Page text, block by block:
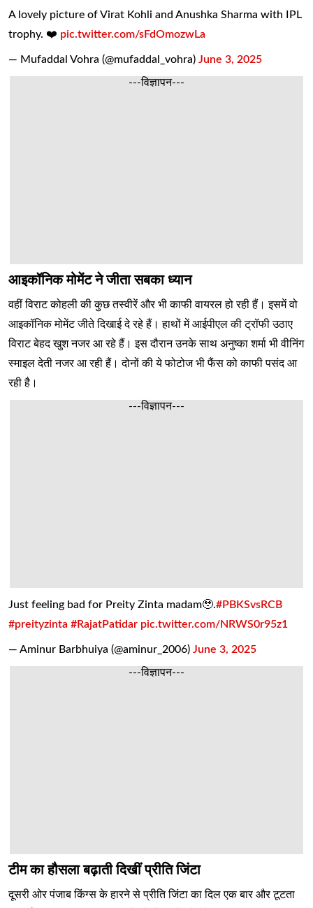
A lovely picture of Virat Kohli and Anushka Sharma with IPL
trophy. ❤️ pic.twitter.com/sFdOmozwLa
— Mufaddal Vohra (@mufaddal_vohra) June 3, 2025
---विज्ञापन---
आइकॉनिक मोमेंट ने जीता सबका ध्यान
वहीं विराट कोहली की कुछ तस्वीरें और भी काफी वायरल हो रही हैं। इसमें वो
आइकॉनिक मोमेंट जीते दिखाई दे रहे हैं। हाथों में आईपीएल की ट्रॉफी उठाए
विराट बेहद खुश नजर आ रहे हैं। इस दौरान उनके साथ अनुष्का शर्मा भी वीनिंग
स्माइल देती नजर आ रही हैं। दोनों की ये फोटोज भी फैंस को काफी पसंद आ
रही है।
---विज्ञापन---
Just feeling bad for Preity Zinta madam🥹.#PBKSvsRCB
#preityzinta #RajatPatidar pic.twitter.com/NRWS0r95z1
— Aminur Barbhuiya (@aminur_2006) June 3, 2025
---विज्ञापन---
टीम का हौसला बढ़ाती दिखीं प्रीति जिंटा
दूसरी ओर पंजाब किंग्स के हारने से प्रीति जिंटा का दिल एक बार और टूटता